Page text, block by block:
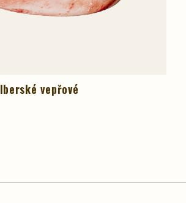
Iberské vepřové